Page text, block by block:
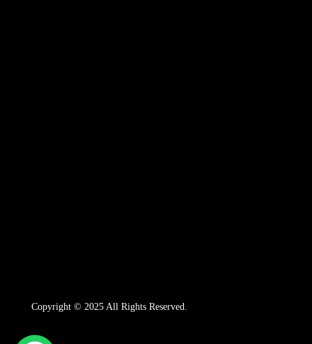
Copyright © 2025 All Rights Reserved.